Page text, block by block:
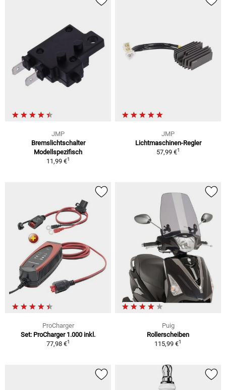
JMP
Bremslichtschalter
Modellspezifisch
11,99 €1
JMP
Lichtmaschinen-Regler
57,99 €1
ProCharger
Set: ProCharger 1.000 inkl.
77,98 €1
Puig
Rollerscheiben
115,99 €1